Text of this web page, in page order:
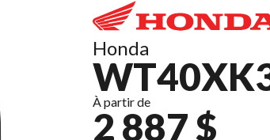
Honda
À partir de
2 887 $